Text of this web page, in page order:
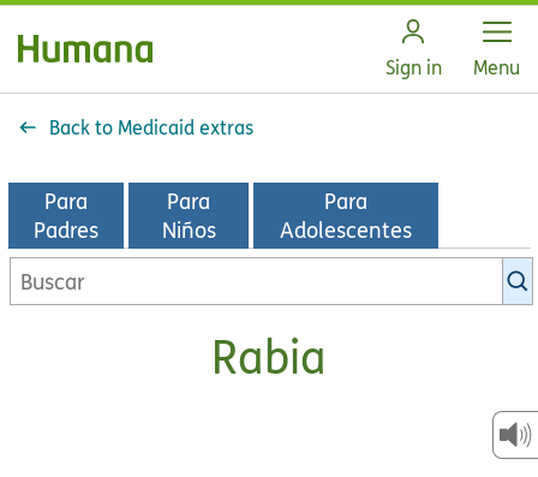
Sign in Open
Menu
Back to Medicaid extras
Para
Padres
Para
Niños
Para
Adolescentes
Buscar
en
Rabia